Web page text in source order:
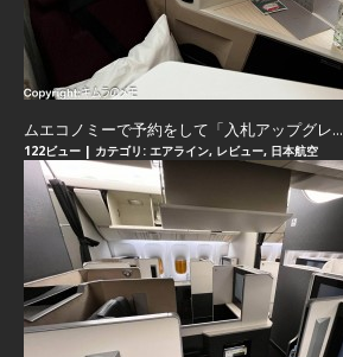
ムエコノミーで予約をして「入札アップグレ...
122ビュー | カテゴリ: エアライン, レビュー, 日本航空